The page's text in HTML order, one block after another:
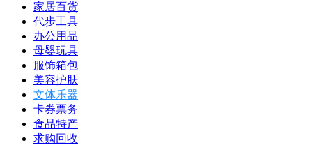
家居百货
代步工具
办公用品
母婴玩具
服饰箱包
美容护肤
文体乐器
卡券票务
食品特产
求购回收